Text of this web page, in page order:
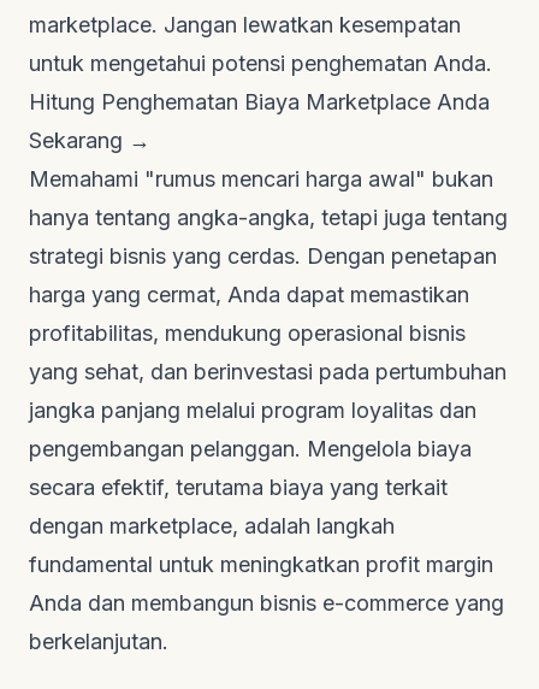
marketplace. Jangan lewatkan kesempatan
untuk mengetahui potensi penghematan Anda.
Hitung Penghematan Biaya Marketplace Anda
Sekarang →
Memahami "rumus mencari harga awal" bukan
hanya tentang angka-angka, tetapi juga tentang
strategi bisnis yang cerdas. Dengan penetapan
harga yang cermat, Anda dapat memastikan
profitabilitas, mendukung operasional bisnis
yang sehat, dan berinvestasi pada pertumbuhan
jangka panjang melalui program loyalitas dan
pengembangan pelanggan. Mengelola biaya
secara efektif, terutama biaya yang terkait
dengan marketplace, adalah langkah
fundamental untuk meningkatkan profit margin
Anda dan membangun bisnis e-commerce yang
berkelanjutan.